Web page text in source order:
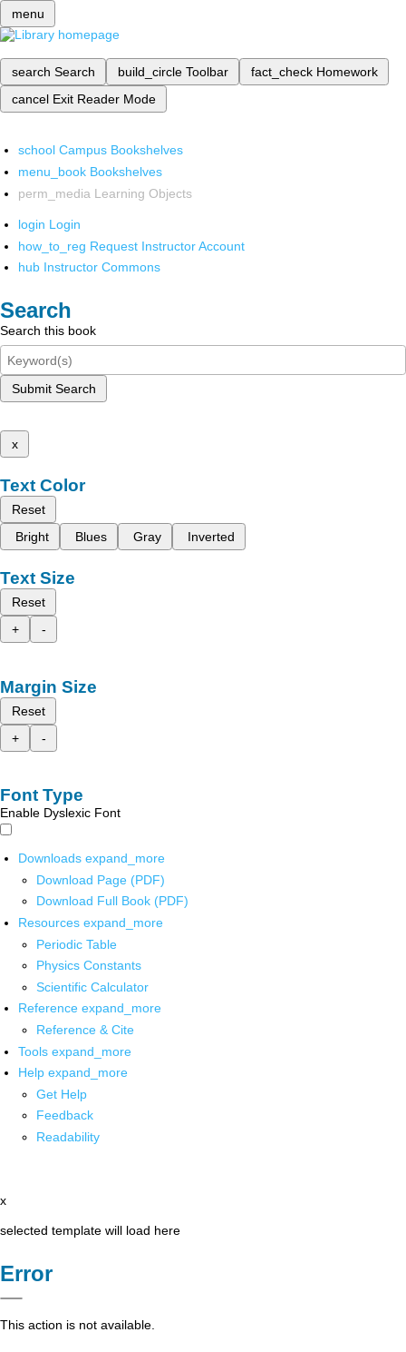
menu
search Search build_circle Toolbar fact_check Homework
cancel Exit Reader Mode
school Campus Bookshelves
menu_book Bookshelves
perm_media Learning Objects
login Login
how_to_reg Request Instructor Account
hub Instructor Commons
Search
Search this book
Submit Search
x
Text Color
Reset
Bright
Blues Gray Inverted
Text Size
Reset
+
-
Margin Size
Reset
+
-
Font Type
Enable Dyslexic Font
Downloads expand_more
Download Page (PDF)
Download Full Book (PDF)
Resources expand_more
Periodic Table
Physics Constants
Scientific Calculator
Reference expand_more
Reference & Cite
Tools expand_more
Help expand_more
Get Help
Feedback
Readability
x
selected template will load here
Error
This action is not available.